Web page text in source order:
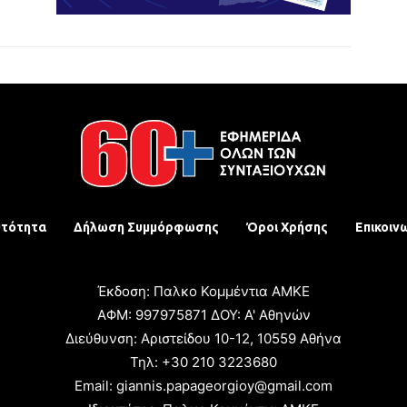
Δήλωση Συμμόρφωσης Όροι Χρήσης
Έκδοση: Παλκο Κομμέντια ΑΜΚΕ
ΑΦΜ: 997975871 ΔΟΥ: Α' Αθηνών
Διεύθυνση: Αριστείδου 10-12, 10559 Αθήνα
Τηλ: +30 210 3223680
Email: giannis.papageorgioy@gmail.com